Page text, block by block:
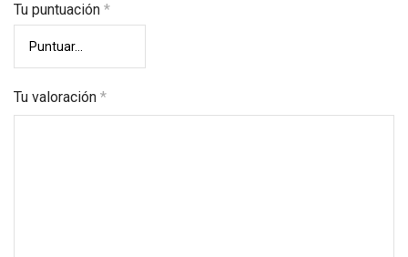
Tu puntuación *
Tu valoración *